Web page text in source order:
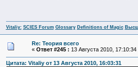
Vitaliy: SCIES Forum Glossary Definitions of Magic
Re: Теория всего
« Ответ #245 : 13 Августа 2010, 17:10:34
Цитата: Vitaliy от 13 Августа 2010, 16:03:31